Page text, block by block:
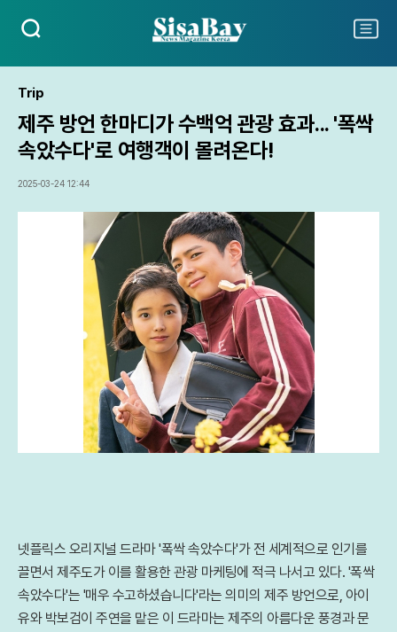
검
주
서
메
뉴
Trip
제주 방언 한마디가 수백억 관광 효과... '폭싹
속았수다'로 여행객이 몰려온다!
2025-03-24 12:44
넷플릭스 오리지널 드라마 '폭싹 속았수다'가 전 세계적으로 인기를
끌면서 제주도가 이를 활용한 관광 마케팅에 적극 나서고 있다. '폭싹
속았수다'는 '매우 수고하셨습니다'라는 의미의 제주 방언으로, 아이
유와 박보검이 주연을 맡은 이 드라마는 제주의 아름다운 풍경과 문